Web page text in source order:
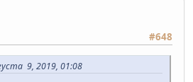
#648
9, 2019, 01:08